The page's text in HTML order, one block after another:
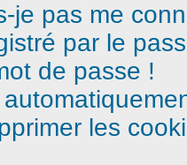
je pas me
par le
de passe !
les